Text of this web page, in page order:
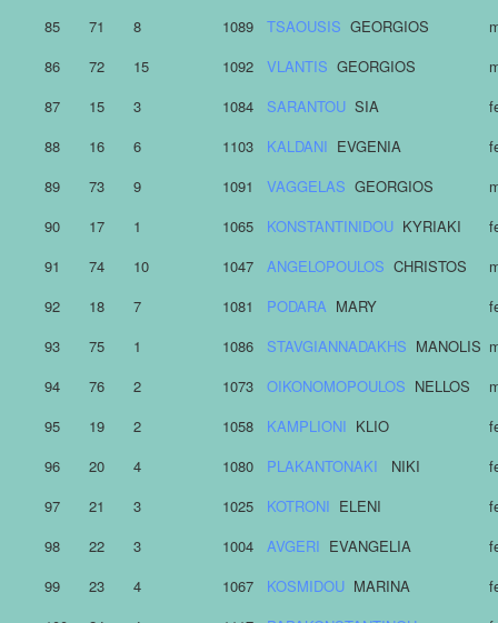
85
71 8 1089 TSAOUSIS GEORGIOS
86
72 15 1092 VLANTIS GEORGIOS
87
15 3 1084 SARANTOU SIA
88
16 6 1103 KALDANI EVGENIA
89
73 9 1091 VAGGELAS GEORGIOS
90
17 1 1065 KONSTANTINIDOU KYRIAKI
91
74 10 1047 ANGELOPOULOS CHRISTOS
92
18 7 1081 PODARA MARY
93
75 1 1086 STAVGIANNADAKHS MANOLIS
94
76 2 1073 OIKONOMOPOULOS NELLOS
95
19 2 1058 KAMPLIONI KLIO
96
20 4 1080 PLAKANTONAKI NIKI
97
21 3 1025 KOTRONI ELENI
98
22 3 1004 AVGERI EVANGELIA
99
23 4 1067 KOSMIDOU MARINA